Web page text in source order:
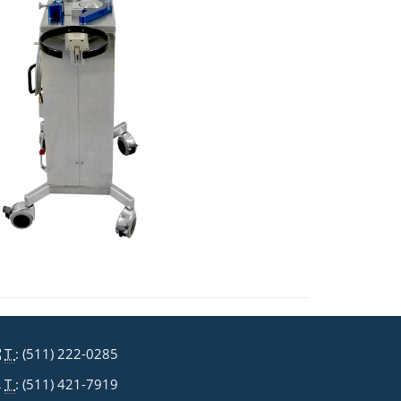
T : (511) 222-0285
T : (511) 421-7919